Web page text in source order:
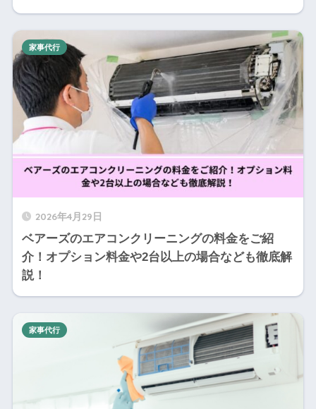
2026年4月29日
ベアーズのエアコンクリーニングの料金をご紹
介！オプション料金や2台以上の場合なども徹底解
説！
家事代行
家事代行